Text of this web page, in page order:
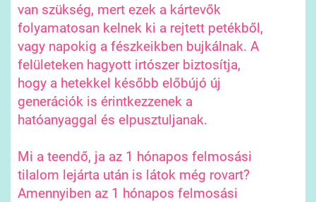
van szükség, mert ezek a kártevők
folyamatosan kelnek ki a rejtett petékből,
vagy napokig a fészkeikben bujkálnak. A
felületeken hagyott irtószer biztosítja,
hogy a hetekkel később előbújó új
generációk is érintkezzenek a
hatóanyaggal és elpusztuljanak.
Mi a teendő, ja az 1 hónapos felmosási
tilalom lejárta után is látok még rovart?
Amennyiben az 1 hónapos felmosási